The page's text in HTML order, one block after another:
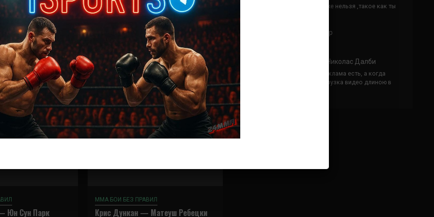
Далее
Вальтер Уокер — Джуниор Тафа
Юн Сун Парк
ММА БОИ БЕЗ ПРАВИЛ
Крис Дункан — Матеуш Ребецки
Кусок говна ты, существом даже нельзя ,такое как ты
Конор МакГрегор
Рэнди Браун — Николас Далби
не запускается ни один бой, реклама есть, а когда
заканчивается начинается загрузка видео длиною в
жизнь. Исправьте пожалуйста